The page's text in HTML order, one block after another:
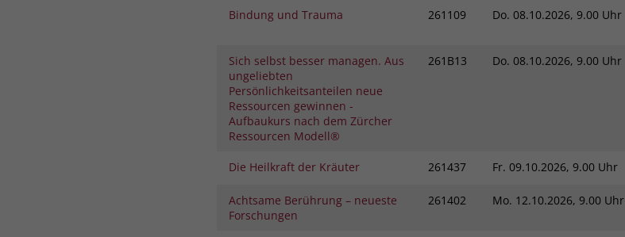
Bindung und Trauma 261109 Do. 08.10.2026, 9.00 Uhr
Sich selbst besser managen. Aus
ungeliebten
Persönlichkeitsanteilen neue
Ressourcen gewinnen -
Aufbaukurs nach dem Zürcher
Ressourcen Modell®
261B13 Do. 08.10.2026, 9.00 Uhr
Die Heilkraft der Kräuter 261437 Fr. 09.10.2026, 9.00 Uhr
Achtsame Berührung – neueste
Forschungen
261402 Mo. 12.10.2026, 9.00 Uhr